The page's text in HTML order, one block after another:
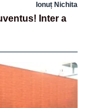
Ionuț Nichita
Inter a